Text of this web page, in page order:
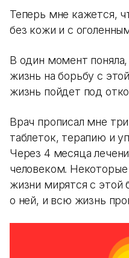
Теперь мне кажется,
без кожи и с
В один момент
жизнь на борьбу с
жизнь пойдет под
Врач прописал мне
таблеток, терапию и
Через 4 месяца
человеком.
жизни мирятся с этой
о ней, и всю жизнь